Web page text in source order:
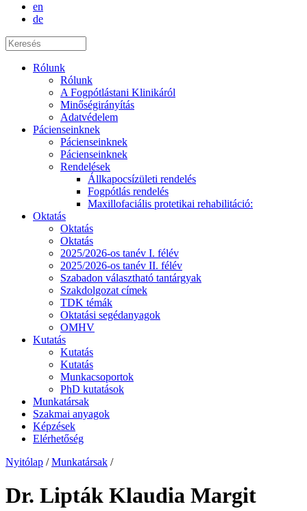
en
de
Rólunk
Rólunk
A Fogpótlástani Klinikáról
Minőségirányítás
Adatvédelem
Pácienseinknek
Pácienseinknek
Pácienseinknek
Rendelések
Állkapocsízületi rendelés
Fogpótlás rendelés
Maxillofaciális protetikai rehabilitáció:
Oktatás
Oktatás
Oktatás
2025/2026-os tanév I. félév
2025/2026-os tanév II. félév
Szabadon választható tantárgyak
Szakdolgozat címek
TDK témák
Oktatási segédanyagok
OMHV
Kutatás
Kutatás
Kutatás
Munkacsoportok
PhD kutatások
Munkatársak
Szakmai anyagok
Képzések
Elérhetőség
Nyitólap / Munkatársak /
Dr. Lipták Klaudia Margit